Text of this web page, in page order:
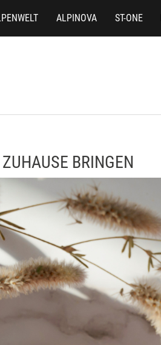
ALPINOVA ST-ONE
BRINGEN